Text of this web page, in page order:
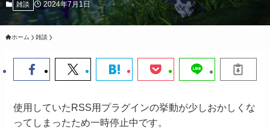
雑談 2024年7月1日
ホーム 雑談
使用していたRSS用プラグインの挙動が少しおかしくな
ってしまったため一時停止中です。